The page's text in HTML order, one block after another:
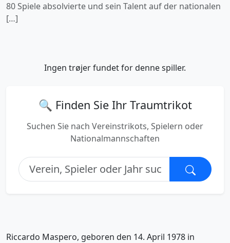
80 Spiele absolvierte und sein Talent auf der nationalen
[…]
Ingen trøjer fundet for denne spiller.
🔍 Finden Sie Ihr Traumtrikot
Suchen Sie nach Vereinstrikots, Spielern oder
Nationalmannschaften
Riccardo Maspero, geboren den 14. April 1978 in